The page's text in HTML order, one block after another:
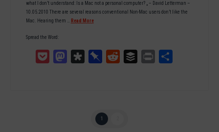
what I don’t understand: Is a Mac not a personal computer? „ – David Letterman –
10.05.2010 There are several reasons conventional Non-Mac users don’t like the
Mac. Hearing them … Read More
Spread the Word:
Pocket MastodonDiasporaPinboardReddit Buffer Print
1